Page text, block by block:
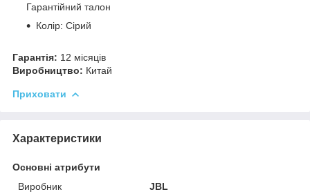
Гарантійний талон
Колір: Сірий
Гарантія: 12 місяців
Виробництво: Китай
Приховати
Характеристики
Основні атрибути
Виробник
JBL